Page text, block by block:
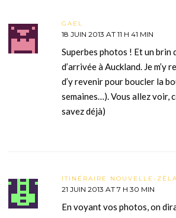
GAEL
18 JUIN 2013 AT 11 H 41 MIN
Superbes photos ! Et un brin
d’arrivée à Auckland. Je
d’y revenir pour boucler la
semaines…). Vous allez voir,
savez déjà)
ITINÉRAIRE NOUVELLE-
21 JUIN 2013 AT 7 H 30 MIN
En voyant vos photos, on